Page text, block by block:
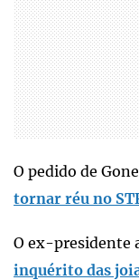
O pedido de
tornar réu no
O ex-presidente
inquérito das